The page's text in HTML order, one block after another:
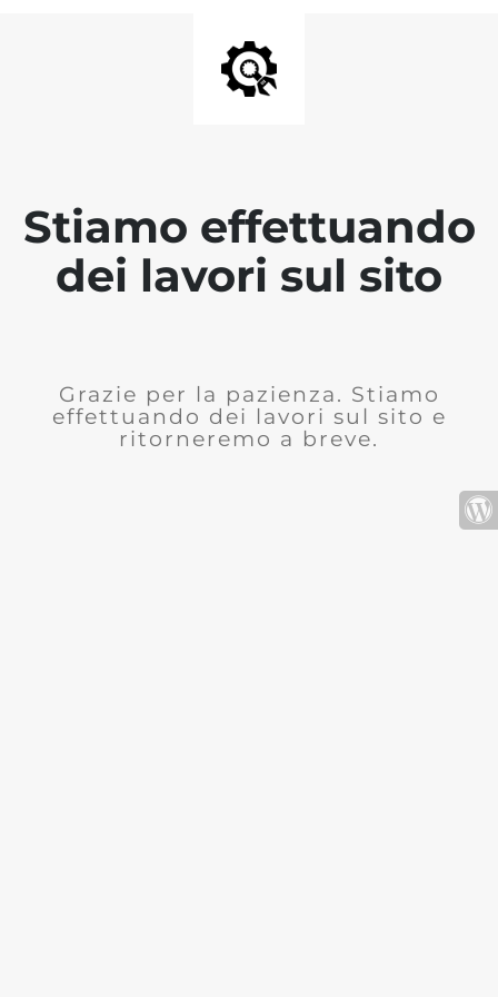
Stiamo effettuando
dei lavori sul sito
Grazie per la pazienza. Stiamo
effettuando dei lavori sul sito e
ritorneremo a breve.